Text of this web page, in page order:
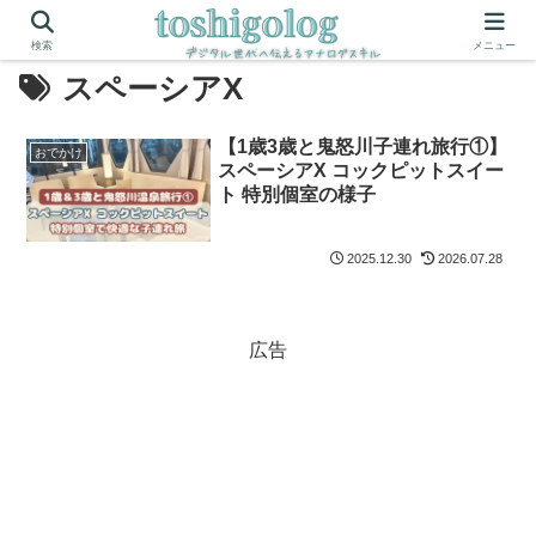
スペーシアX
おでかけ
【1歳3歳と鬼怒川子連れ旅行①】
スペーシアX コックピットスイー
ト 特別個室の様子
2025.12.30 2026.07.28
広告
検索 メニュー